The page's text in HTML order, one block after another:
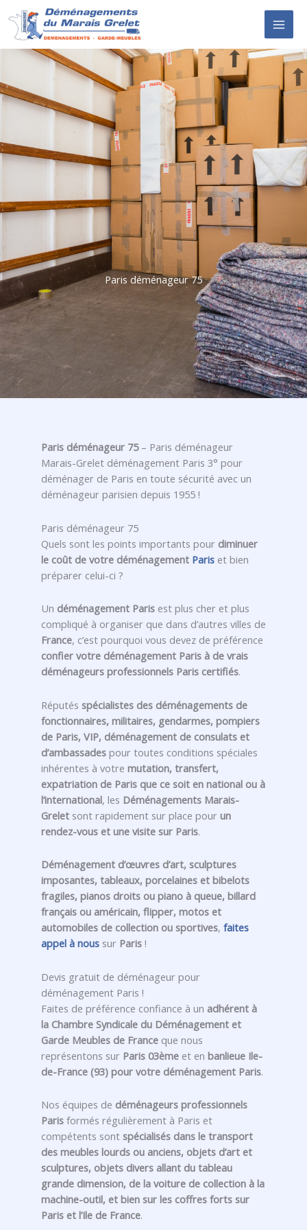
au
contenu
Paris déménageur 75
Paris déménageur 75– Paris déménageur
Marais-Grelet déménagement Paris 3° pour
déménager de Paris en toute sécurité avec un
déménageur parisien depuis 1955 !
Paris déménageur 75
Quels sont les points importants pour diminuer
le coût de votre déménagement Paris et bien
préparer celui-ci ?
Un déménagement Paris est plus cher et plus
compliqué à organiser que dans d’autres villes de
France, c’est pourquoi vous devez de préférence
confier votre déménagement Paris à de vrais
déménageurs professionnels Paris certifiés.
Réputés spécialistes des déménagements de
fonctionnaires, militaires, gendarmes, pompiers
de Paris, VIP, déménagement de consulats et
d’ambassades pour toutes conditions spéciales
inhérentes à votre mutation, transfert,
expatriation de Paris que ce soit en national ou à
l’international, les Déménagements Marais-
Grelet sont rapidement sur place pour un
rendez-vous et une visite sur Paris.
Déménagement d’œuvres d’art, sculptures
imposantes, tableaux, porcelaines et bibelots
fragiles, pianos droits ou piano à queue, billard
français ou américain, flipper, motos et
automobiles de collection ou sportives, faites
appel à nous sur Paris !
Devis gratuit de déménageur pour
déménagement Paris !
Faites de préférence confiance à un adhérent à
la Chambre Syndicale du Déménagement et
Garde Meubles de France que nous
représentons sur Paris 03ème et en banlieue Ile-
de-France (93) pour votre déménagement Paris.
Nos équipes de déménageurs professionnels
Paris formés régulièrement à Paris et
compétents sont spécialisés dans le transport
des meubles lourds ou anciens, objets d’art et
sculptures, objets divers allant du tableau
grande dimension, de la voiture de collection à la
machine-outil, et bien sur les coffres forts sur
Paris et l’Ile de France.